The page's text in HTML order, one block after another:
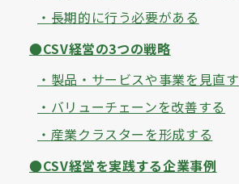
長期的に行う必要がある
CSV経営の3つの戦略
製品・サービスや事業を見直す
バリューチェーンを改善する
産業クラスターを形成する
CSV経営を実践する企業事例